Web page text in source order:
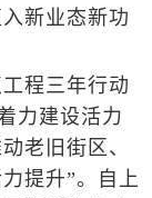
新业态新功
程三年行动
力建设活力
老旧街区、
提升”。自上